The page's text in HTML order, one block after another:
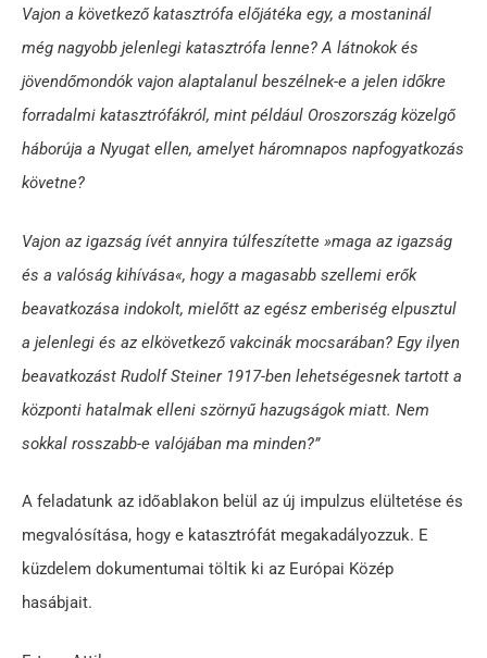
Vajon a következő katasztrófa előjátéka egy, a mostaninál
még nagyobb jelenlegi katasztrófa lenne? A látnokok és
jövendőmondók vajon alaptalanul beszélnek-e a jelen időkre
forradalmi katasztrófákról, mint például Oroszország közelgő
háborúja a Nyugat ellen, amelyet háromnapos napfogyatkozás
követne?
Vajon az igazság ívét annyira túlfeszítette »maga az igazság
és a valóság kihívása«, hogy a magasabb szellemi erők
beavatkozása indokolt, mielőtt az egész emberiség elpusztul
a jelenlegi és az elkövetkező vakcinák mocsarában? Egy ilyen
beavatkozást Rudolf Steiner 1917-ben lehetségesnek tartott a
központi hatalmak elleni szörnyű hazugságok miatt. Nem
sokkal rosszabb-e valójában ma minden?”
A feladatunk az időablakon belül az új impulzus elültetése és
megvalósítása, hogy e katasztrófát megakadályozzuk. E
küzdelem dokumentumai töltik ki az Európai Közép
hasábjait.